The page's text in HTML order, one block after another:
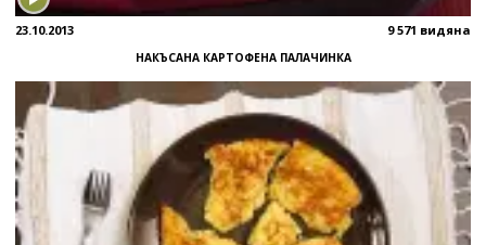
23.10.2013 9 571 видяна
НАКЪСАНА КАРТОФЕНА ПАЛАЧИНКА